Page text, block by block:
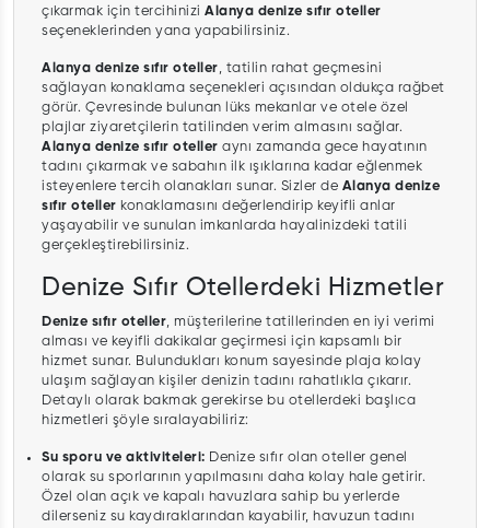
çıkarmak için tercihinizi Alanya denize sıfır oteller
seçeneklerinden yana yapabilirsiniz.
Alanya denize sıfır oteller, tatilin rahat geçmesini
sağlayan konaklama seçenekleri açısından oldukça rağbet
görür. Çevresinde bulunan lüks mekanlar ve otele özel
plajlar ziyaretçilerin tatilinden verim almasını sağlar.
Alanya denize sıfır oteller aynı zamanda gece hayatının
tadını çıkarmak ve sabahın ilk ışıklarına kadar eğlenmek
isteyenlere tercih olanakları sunar. Sizler de Alanya denize
sıfır oteller konaklamasını değerlendirip keyifli anlar
yaşayabilir ve sunulan imkanlarda hayalinizdeki tatili
gerçekleştirebilirsiniz.
Denize Sıfır Otellerdeki Hizmetler
Denize sıfır oteller, müşterilerine tatillerinden en iyi verimi
alması ve keyifli dakikalar geçirmesi için kapsamlı bir
hizmet sunar. Bulundukları konum sayesinde plaja kolay
ulaşım sağlayan kişiler denizin tadını rahatlıkla çıkarır.
Detaylı olarak bakmak gerekirse bu otellerdeki başlıca
hizmetleri şöyle sıralayabiliriz:
Su sporu ve aktiviteleri: Denize sıfır olan oteller genel
olarak su sporlarının yapılmasını daha kolay hale getirir.
Özel olan açık ve kapalı havuzlara sahip bu yerlerde
dilerseniz su kaydıraklarından kayabilir, havuzun tadını